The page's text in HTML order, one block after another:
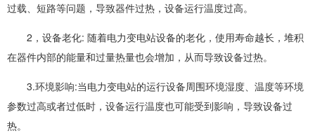
过载、短路等问题，导致器件过热，设备运行温度过高。
2，设备老化: 随着电力变电站设备的老化，使用寿命越长，堆积
在器件内部的能量和过量热量也会增加，从而导致设备过热。
3.环境影响:当电力变电站的运行设备周围环境湿度、温度等环境
参数过高或者过低时，设备运行温度也可能受到影响，导致设备过
热。